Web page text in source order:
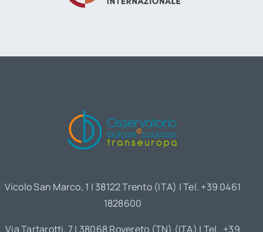
Vicolo San Marco, 1 | 38122 Trento (ITA) | Tel. +39 0461
1828600
Via Tartarotti, 7 | 38068 Rovereto (TN) (ITA) | Tel. +39